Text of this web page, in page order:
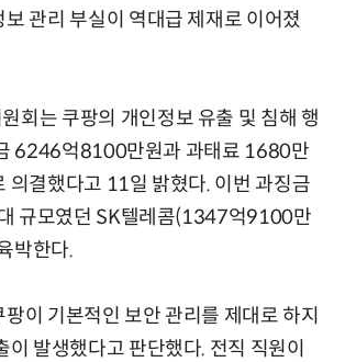
관리 부실이 역대급 제재로 이어졌
회는 쿠팡의 개인정보 유출 및 침해 행
6246억8100만원과 과태료 1680만
의결했다고 11일 밝혔다. 이번 과징금
규모였던 SK텔레콤(1347억9100만
박한다.
이 기본적인 보안 관리를 제대로 하지
이 발생했다고 판단했다. 전직 직원이